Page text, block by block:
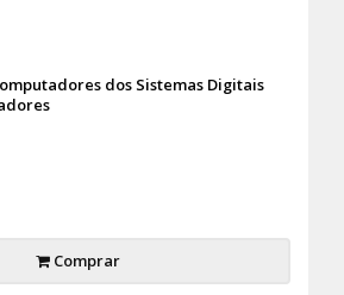
dos Sistemas Digitais
Comprar